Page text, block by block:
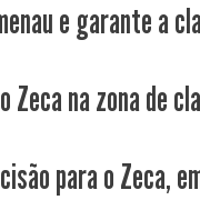
e garante a
Zeca na zona de
para o Zeca,